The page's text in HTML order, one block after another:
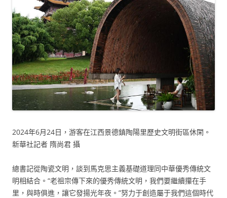
2024年6月24日，游客在江西景德鎮陶陽里歷史文明街區休閑。
新華社記者 隋尚君 攝
總書記從陶瓷文明，談到馬克思主義基礎道理同中華優秀傳統文
明相結合。“老祖宗傳下來的優秀傳統文明，我們要繼續攥在手
里，與時俱進，讓它發揚光年夜。”努力于創造屬于我們這個時代